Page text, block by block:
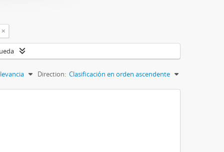
Direction: Clasificación en orden ascendente